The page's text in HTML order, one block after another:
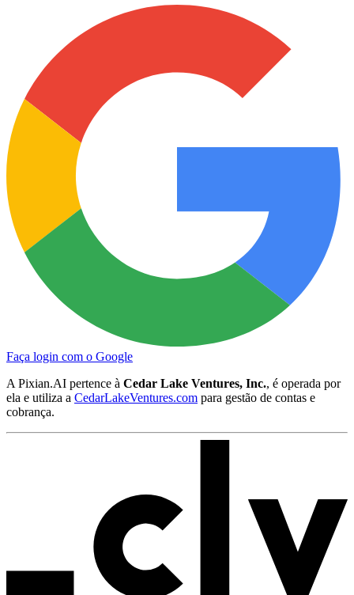
Faça login com o Google
A Pixian.AI pertence à Cedar Lake Ventures, Inc., é operada por
ela e utiliza a CedarLakeVentures.com para gestão de contas e
cobrança.